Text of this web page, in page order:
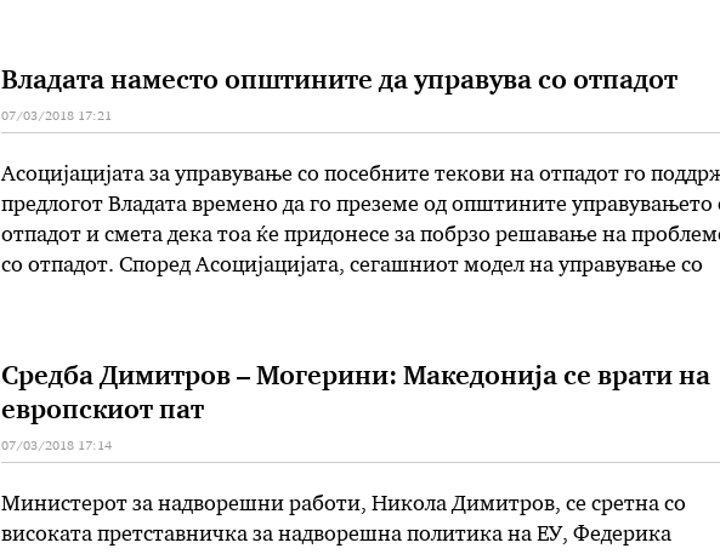
Владата наместо општините да управува со отпадот
07/03/2018 17:21
Асоцијацијата за управување со посебните текови на отпадот го
предлогот Владата времено да го преземе од општините управувањето
отпадот и смета дека тоа ќе придонесе за побрзо решавање на
со отпадот. Според Асоцијацијата, сегашниот модел на управување со
Средба Димитров – Могерини: Македонија се врати на
европскиот пат
07/03/2018 17:14
Министерот за надворешни работи, Никола Димитров, се сретна со
високата претставничка за надворешна политика на ЕУ, Федерика